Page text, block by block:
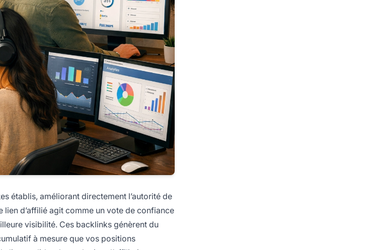
établis, améliorant directement l’autorité de
d’affilié agit comme un vote de confiance
visibilité. Ces backlinks génèrent du
à mesure que vos positions